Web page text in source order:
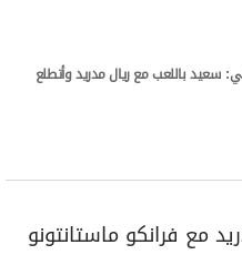
سعيد باللعب مع ريال مدريد وأتطلع
مع فرانكو ماستانتونو